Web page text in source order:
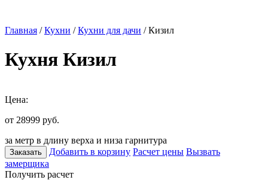
Главная /Кухни /Кухни для дачи / Кизил
Кухня Кизил
Цена:
от 28999 руб.
за метр в длину верха и низа гарнитура
Заказать Добавить в корзину Расчет цены Вызвать
замерщика
Получить расчет